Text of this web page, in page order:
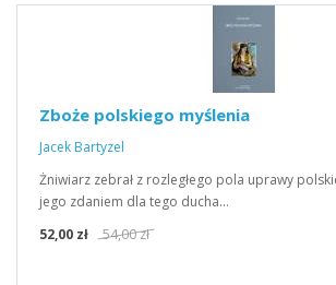
Zboże polskiego myślenia
Jacek Bartyzel
Żniwiarz zebrał z rozległego pola uprawy
jego zdaniem dla tego ducha…
52,00 zł
54,00 zł